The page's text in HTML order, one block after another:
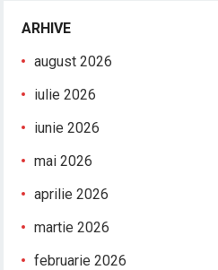
ARHIVE
august 2026
iulie 2026
iunie 2026
mai 2026
aprilie 2026
martie 2026
februarie 2026